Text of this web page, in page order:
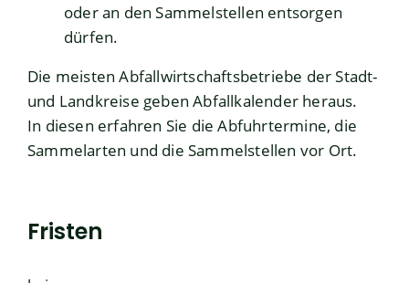
oder an den Sammelstellen entsorgen
dürfen.
Die meisten Abfallwirtschaftsbetriebe der Stadt-
und Landkreise geben Abfallkalender heraus.
In diesen erfahren Sie die Abfuhrtermine, die
Sammelarten und die Sammelstellen vor Ort.
Fristen